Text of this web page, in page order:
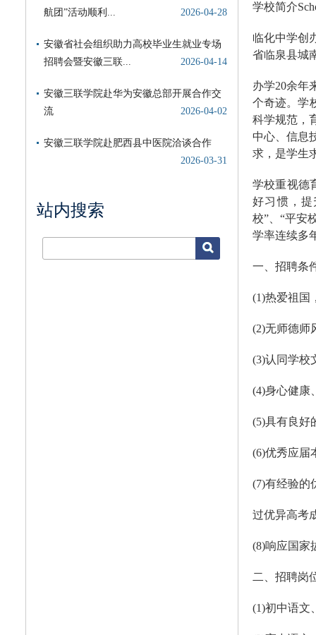
站内搜索
学校简介
临化中学创
省临泉县城
办学20余年
个奇迹。学
科学规范，
中心、信息
求，是学生
学校重视德
好习惯，
校”、“平安
学率连续多
一、招聘条
(1)热爱祖国
(2)无师德师
(3)认同学校
(4)身心健康
(5)具有良好
(6)优秀应届
(7)有经验的
过优异高考
(8)响应国家
二、招聘岗
(1)初中语文